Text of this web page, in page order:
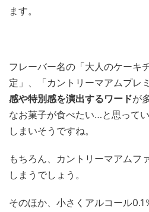
ます。
フレーバー名の「大人のケーキ
定」、「カントリーマアムプレ
感や特別感を演出するワードが
なお菓子が食べたい…と思って
しまいそうですね。
もちろん、カントリーマアムフ
しまうでしょう。
そのほか、小さくアルコール0.1